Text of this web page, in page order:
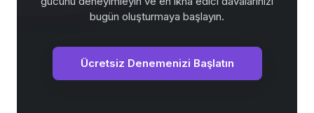
bugün oluşturmaya başlayın.
Ücretsiz Denemenizi Başlatın